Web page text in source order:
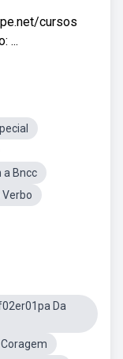
cursos
...
a Bncc
Verbo
Da